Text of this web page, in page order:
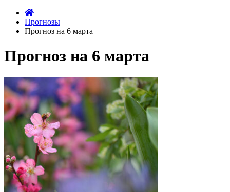
Прогнозы
Прогноз на 6 марта
Прогноз на 6 марта